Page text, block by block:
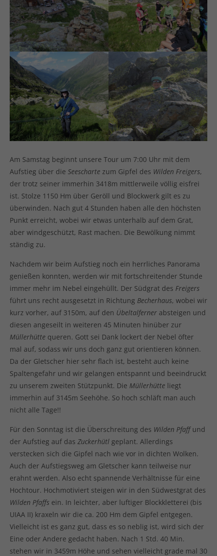
Am Samstag beginnt unsere Tour um 7:00 Uhr mit dem
Aufstieg über die Seescharte zum Gipfel des Wilden Freigers,
der trotz seiner immerhin 3418m mittlerweile völlig eisfrei
ist. Stolze 1150 Hm über Geröll und Blockwerk gilt es zu
überwinden. Nach gut 4 Stunden haben alle den höchsten
Punkt erreicht, wobei wir etwas unterhalb auf dem Grat,
aber windgeschützt, Rast machen. Die Bewölkung nimmt
ständig zu.
Nachdem wir beim Aufstieg noch ein herrliches Panorama
genießen konnten, werden wir mit fortschreitender Stunde
immer mehr im Nebel eingehüllt. Der Südgrat des Freigers
führt uns recht ausgesetzt in Richtung Becherhaus, wobei wir
kurz vorher, auf 3150m, auf den Übeltalferner absteigen und
diesen angeseilt in weiteren 45 Minuten hinüber zur
Müllerhütte queren. Gott sei Dank lockert der Nebel öfter
mal auf, sodass wir uns doch ganz gut orientieren können.
Da der Gletscher hier sehr flach ist, besteht auch keine
Spaltengefahr und wir gelangen entspannt und beeindruckt
zu unserem zweiten Stützpunkt. Die Müllerhütte liegt
immerhin auf 3145m Seehöhe. So hoch schläft man auch
nicht alle Tage!!
Für den Sonntag ist die Überschreitung des Wilden Pfaffund
der Aufstieg auf das Zuckerhütl geplant. Allerdings
verstecken sich die Gipfel nach wie vor in dichten Wolken.
Auch der Aufstiegsweg am Gletscher kann teilweise nur
erahnt werden. Also echt spannende Verhältnisse für eine
Hochtour. Hochmotiviert steigen wir in den Südwestgrat des
Wilden Pfaffs ein. In leichter, aber luftiger Blockkletterei (bis
UIAA II) kraxeln wir die ca. 200 Hm dem Gipfel entgegen.
Vielleicht ist es ganz gut, dass es so neblig ist, wird sich der
Eine oder Andere gedacht haben. Nach 1 Std. 40 Min.
stehen wir in 3459m Höhe und sehen vielleicht grade mal 30